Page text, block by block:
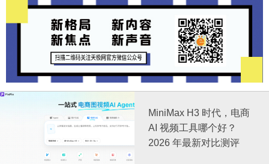
MiniMax H3 时代，电商
AI 视频工具哪个好？
2026 年最新对比测评